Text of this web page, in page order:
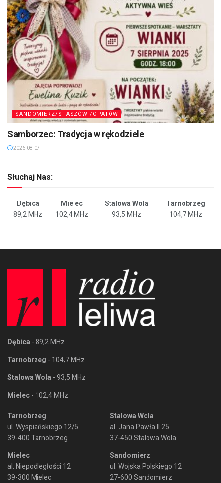
SANDOMIERZ/STASZÓW /OPATÓW
Samborzec: Tradycja w rękodziele
2026-08-07
Słuchaj Nas:
Dębica Mielec Stalowa Wola
Tarnobrzeg
89,2 MHz
102,4 MHz 93,5 MHz 104,7 MHz
Dębica - 89,2 MHz
Tarnobrzeg - 104,7 MHz
Stalowa Wola - 93,5 MHz
Mielec - 102,4 MHz
Tarnobrzeg
ul. Wyspiańskiego 12/5
39-400 Tarnobrzeg
Mielec
al. Niepodległości 12
39-300 Mielec
Stalowa Wola
al. Jana Pawła II 25
37-450 Stalowa Wola
Sandomierz
ul. Wojska Polskiego 12
27-600 Sandomierz